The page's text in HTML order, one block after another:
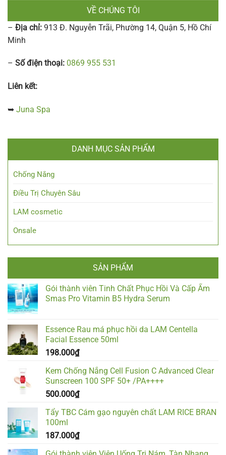
VỀ CHÚNG TÔI
– Địa chỉ: 913 Đ. Nguyễn Trãi, Phường 14, Quận 5, Hồ Chí
Minh
– Số điện thoại: 0869 955 531
Liên kết:
➥ Juna Spa
DANH MỤC SẢN PHẨM
Chống Nắng
Điều Trị Chuyên Sâu
LAM cosmetic
Onsale
SẢN PHẨM
Gói thành viên Tinh Chất Phục Hồi Và Cấp Ẩm
Smas Pro Vitamin B5 Hydra Serum
Essence Rau má phục hồi da LAM Centella
Facial Essence 50ml
198.000₫
Kem Chống Nắng Cell Fusion C Advanced Clear
Sunscreen 100 SPF 50+ /PA++++
500.000₫
Tẩy TBC Cám gạo nguyên chất LAM RICE BRAN
100ml
187.000₫